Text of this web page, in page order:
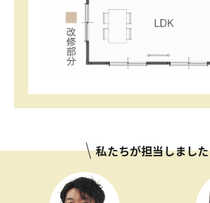
私たちが担当しまし